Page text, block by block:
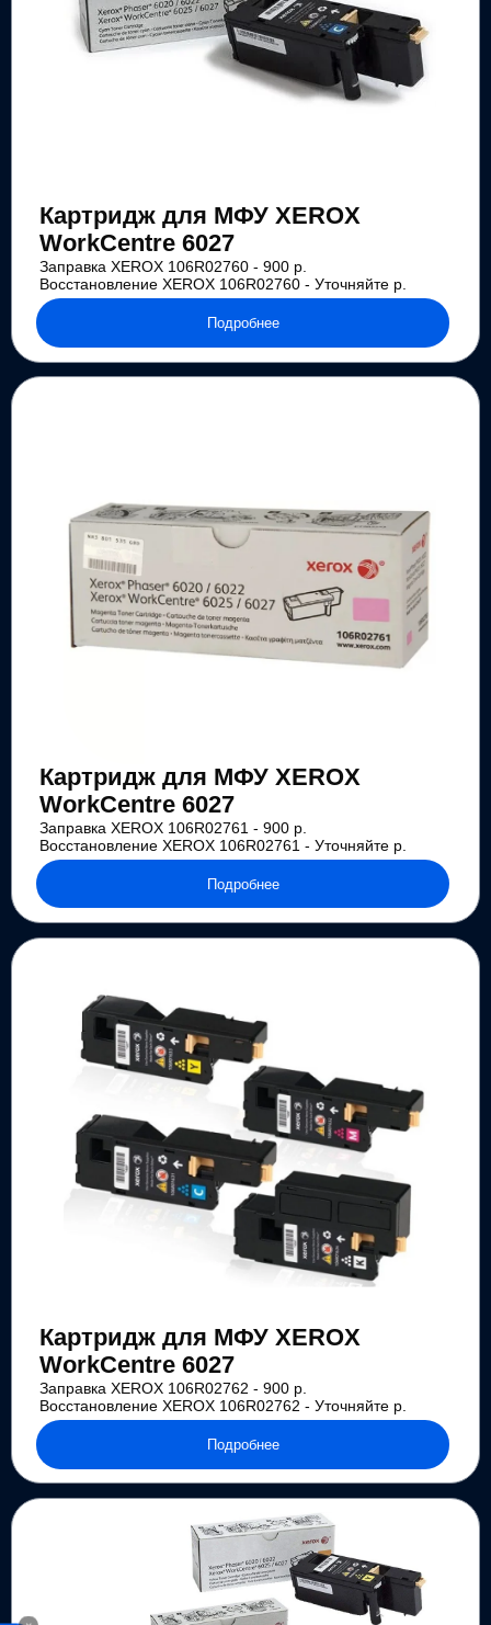
Картридж для МФУ XEROX
WorkCentre 6027
Заправка XEROX 106R02760 - 900 р.
Восстановление XEROX 106R02760 - Уточняйте р.
Подробнее
Картридж для МФУ XEROX
WorkCentre 6027
Заправка XEROX 106R02761 - 900 р.
Восстановление XEROX 106R02761 - Уточняйте р.
Подробнее
Картридж для МФУ XEROX
WorkCentre 6027
Заправка XEROX 106R02762 - 900 р.
Восстановление XEROX 106R02762 - Уточняйте р.
Подробнее